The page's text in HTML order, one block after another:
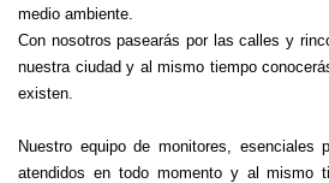
medio ambiente.
Con nosotros pasearás por las calles y
nuestra ciudad y al mismo tiempo
existen.
Nuestro equipo de monitores, esenciales
atendidos en todo momento y al mismo